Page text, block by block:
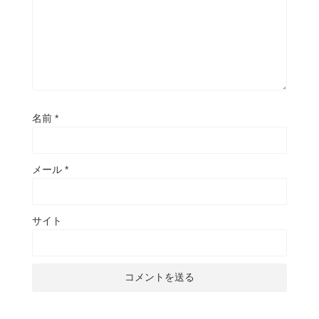
名前 *
メール *
サイト